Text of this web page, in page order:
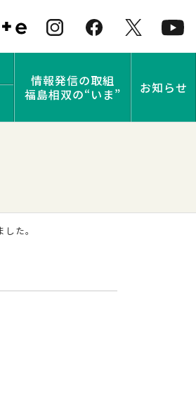
情報発信の取組
福島相双の“いま”
お知らせ
た。